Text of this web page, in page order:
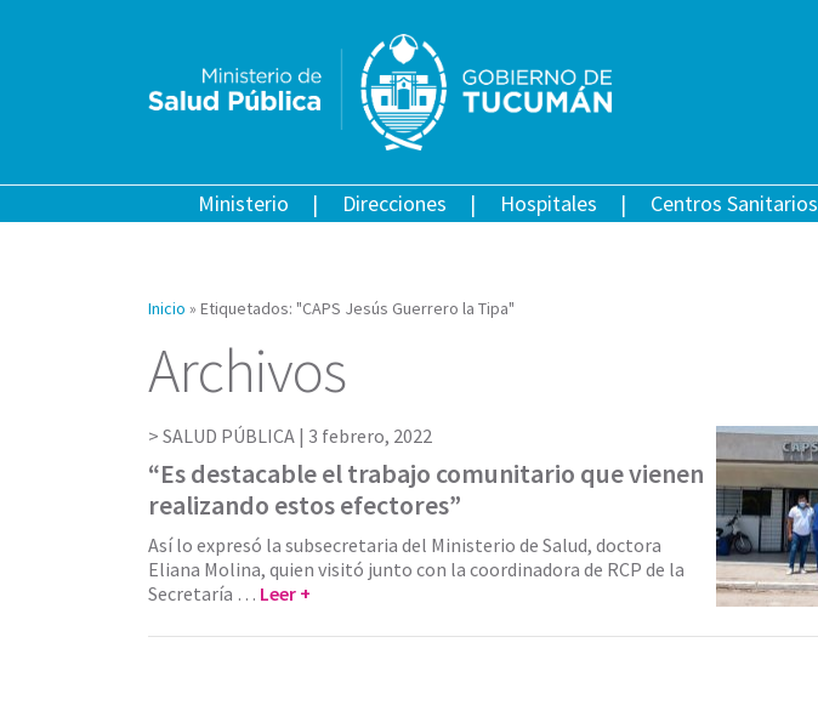
Ministerio Direcciones Hospitales Centros Sanitarios
Inicio » Etiquetados: "CAPS Jesús Guerrero la Tipa"
Archivos
SALUD PÚBLICA | 3 febrero, 2022
“Es destacable el trabajo comunitario que vienen
realizando estos efectores”
Así lo expresó la subsecretaria del Ministerio de Salud, doctora
Eliana Molina, quien visitó junto con la coordinadora de RCP de la
Secretaría … Leer +